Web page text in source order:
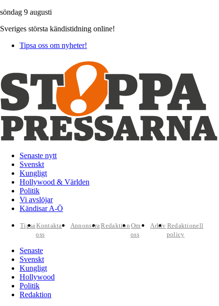
söndag 9 augusti
Sveriges största kändistidning online!
Tipsa oss om nyheter!
Senaste nytt
Svenskt
Kungligt
Hollywood & Världen
Politik
Vi avslöjar
Kändisar A-Ö
TipsaKontakta
oss
AnnonseraRedaktion Om
oss
Arkiv Redaktionell
policy
Senaste
Svenskt
Kungligt
Hollywood
Politik
Redaktion